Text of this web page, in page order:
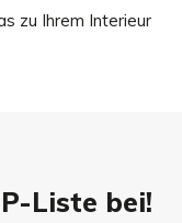
zu Ihrem Interieur
Liste bei!